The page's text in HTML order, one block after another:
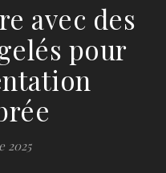
avec des
pour
2025